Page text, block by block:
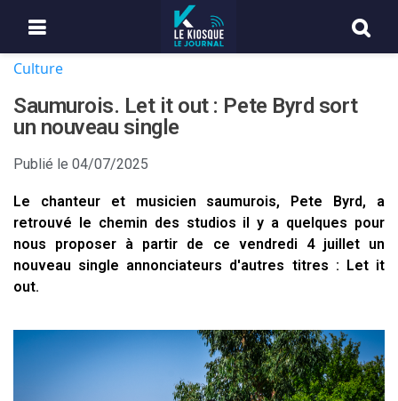
Culture
Saumurois. Let it out : Pete Byrd sort
un nouveau single
Publié le 04/07/2025
Le chanteur et musicien saumurois, Pete Byrd, a
retrouvé le chemin des studios il y a quelques pour
nous proposer à partir de ce vendredi 4 juillet un
nouveau single annonciateurs d'autres titres : Let it
out.